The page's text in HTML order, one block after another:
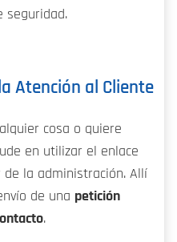
seguridad.
Atención al Cliente
cosa o quiere
en utilizar el enlace
la administración. Allí
de una petición
.